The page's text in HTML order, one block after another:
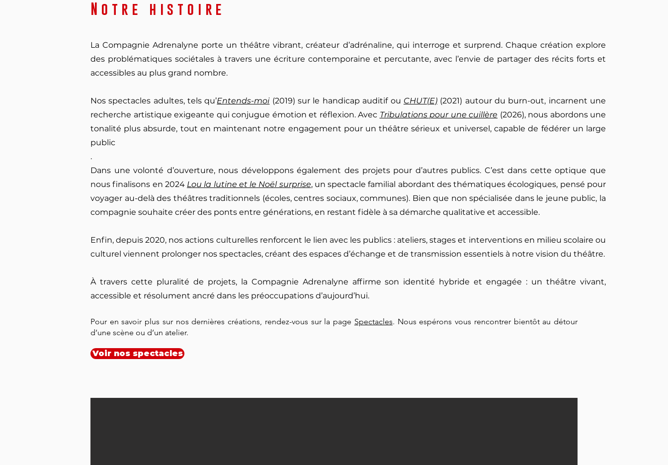
Notre histoire
La Compagnie Adrenalyne porte un théâtre vibrant, créateur d’adrénaline, qui interroge et surprend. Chaque création explore
des problématiques sociétales à travers une écriture contemporaine et percutante, avec l’envie de partager des récits forts et
accessibles au plus grand nombre.
Nos spectacles adultes, tels qu’Entends-moi(2019) sur le handicap auditif ou CHUT(E)(2021) autour du burn-out, incarnent une
recherche artistique exigeante qui conjugue émotion et réflexion. Avec Tribulations pour une cuillère (2026), nous abordons une
tonalité plus absurde, tout en maintenant notre engagement pour un théâtre sérieux et universel, capable de fédérer un large
public
.
Dans une volonté d’ouverture, nous développons également des projets pour d’autres publics. C’est dans cette optique que
nous finalisons en 2024 Lou la lutine et le Noël surprise, un spectacle familial abordant des thématiques écologiques, pensé pour
voyager au-delà des théâtres traditionnels (écoles, centres sociaux, communes). Bien que non spécialisée dans le jeune public, la
compagnie souhaite créer des ponts entre générations, en restant fidèle à sa démarche qualitative et accessible.
Enfin, depuis 2020, nos actions culturelles renforcent le lien avec les publics : ateliers, stages et interventions en milieu scolaire ou
culturel viennent prolonger nos spectacles, créant des espaces d’échange et de transmission essentiels à notre vision du théâtre.
À travers cette pluralité de projets, la Compagnie Adrenalyne affirme son identité hybride et engagée : un théâtre vivant,
accessible et résolument ancré dans les préoccupations d’aujourd’hui.
Pour en savoir plus sur nos dernières créations, rendez-vous sur la page Spectacles. Nous espérons vous rencontrer bientôt au détour
d’une scène ou d’un atelier.
Voir nos spectacles